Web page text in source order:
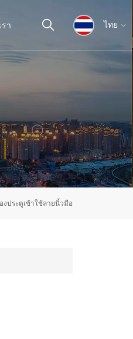
า ไทย
ไทย
العربية
ประตูเข้าใช้ลายนิ้วมือ